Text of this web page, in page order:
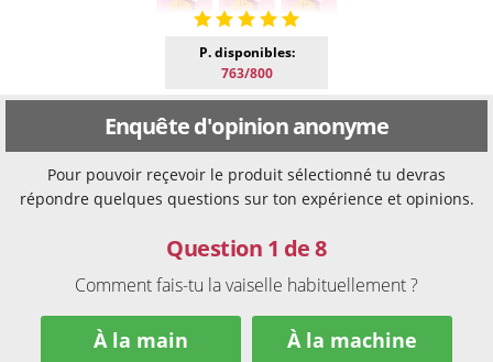
P. disponibles:
763/800
Enquête d'opinion anonyme
Pour pouvoir reçevoir le produit sélectionné tu devras
répondre quelques questions sur ton expérience et opinions.
Question 1 de 8
Comment fais-tu la vaiselle habituellement ?
À la main À la machine